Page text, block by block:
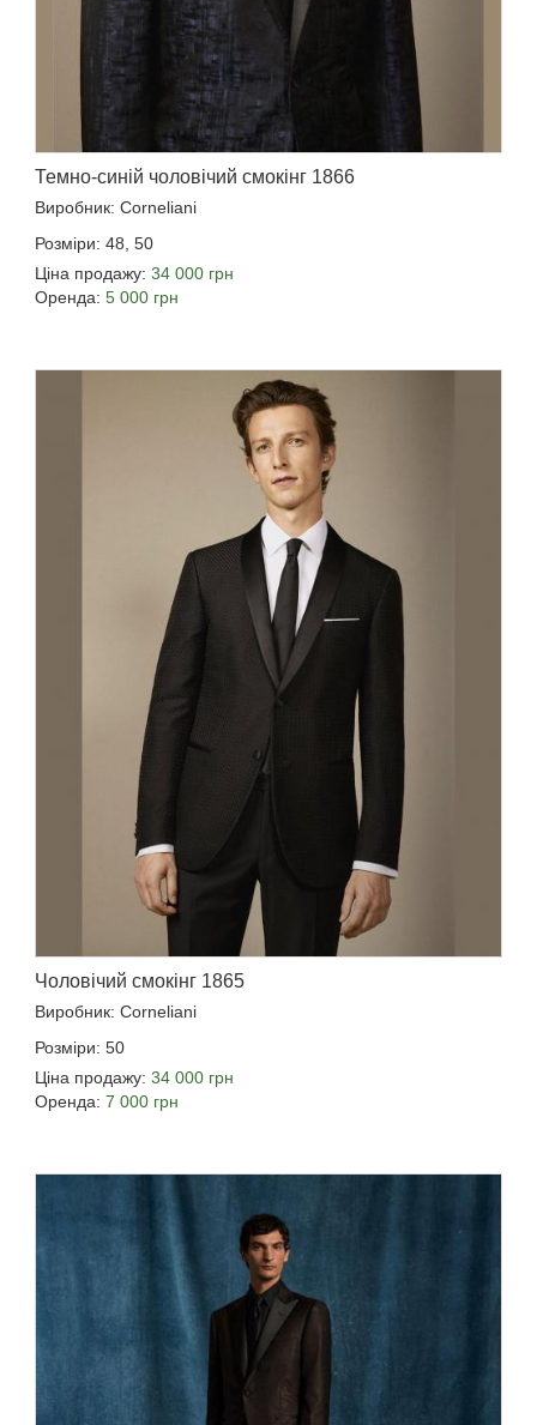
Темно-синій чоловічий смокінг 1866
Виробник: Corneliani
Розміри: 48, 50
Ціна продажу: 34 000 грн
Оренда: 5 000 грн
Чоловічий смокінг 1865
Виробник: Corneliani
Розміри: 50
Ціна продажу: 34 000 грн
Оренда: 7 000 грн